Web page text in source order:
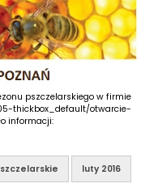
pszczelarskiego w firmie
thickbox_default/otwarcie-
informacji:
luty 2016